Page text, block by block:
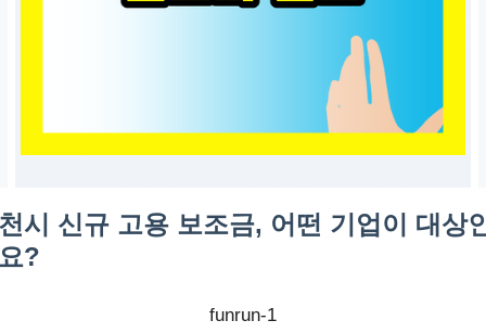
시 신규 고용 보조금, 어떤 기업이 대상
?
funrun-1